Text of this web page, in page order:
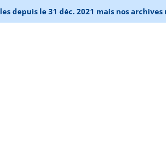
depuis le 31 déc. 2021 mais nos archives